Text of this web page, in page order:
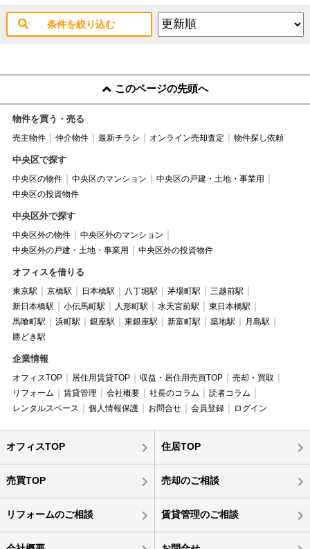
条件を絞り込む
このページの先頭へ
物件を買う・売る
売主物件 仲介物件 最新チラシ オンライン売却査定 物件探し依頼
中央区で探す
中央区の物件 中央区のマンション
中央区の戸建・土地・事業用
中央区の投資物件
中央区外で探す
中央区外の物件
中央区外のマンション
中央区外の戸建・土地・事業用
中央区外の投資物件
オフィスを借りる
東京駅 京橋駅 日本橋駅 八丁堀駅 茅場町駅
三越前駅
新日本橋駅
小伝馬町駅 人形町駅 水天宮前駅
東日本橋駅
馬喰町駅
浜町駅 銀座駅 東銀座駅 新富町駅 築地駅
月島駅
勝どき駅
企業情報
オフィスTOP 居住用賃貸TOP 収益・居住用売買TOP
売却・買取
リフォーム
賃貸管理 会社概要 社長のコラム
読者コラム
レンタルスペース
個人情報保護 お問合せ 会員登録 ログイン
オフィスTOP 住居TOP
売買TOP 売却のご相談
リフォームのご相談 賃貸管理のご相談